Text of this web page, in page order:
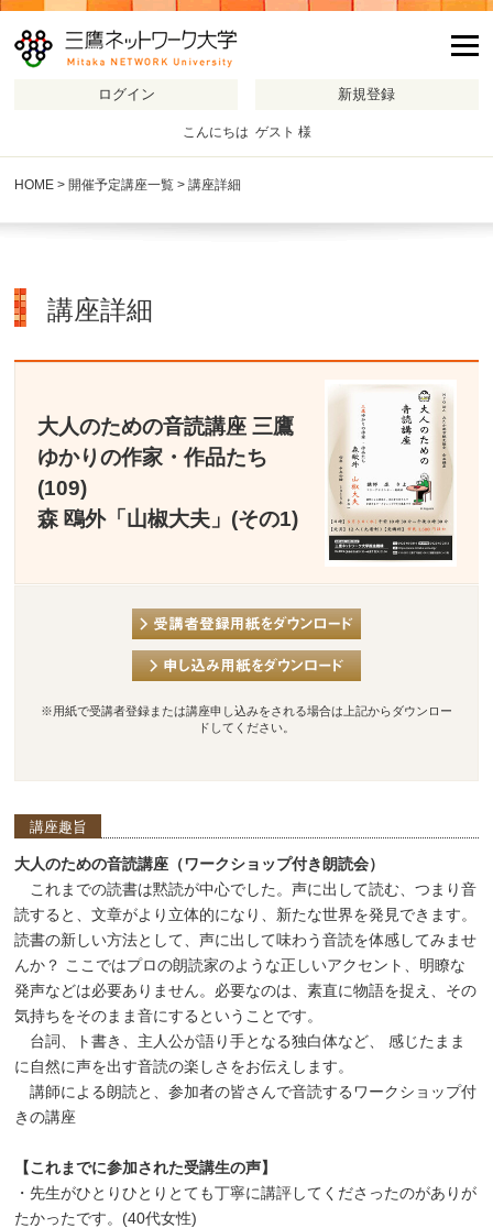
こんにちは ゲスト 様
HOME > 開催予定講座一覧 > 講座詳細
講座詳細
大人のための音読講座 三鷹
ゆかりの作家・作品たち
(109)
森 鴎外「山椒大夫」(その1)
※用紙で受講者登録または講座申し込みをされる場合は上記からダウンロー
ドしてください。
講座趣旨
大人のための音読講座（ワークショップ付き朗読会）
これまでの読書は黙読が中心でした。声に出して読む、つまり音
読すると、文章がより立体的になり、新たな世界を発見できます。
読書の新しい方法として、声に出して味わう音読を体感してみませ
んか？ ここではプロの朗読家のような正しいアクセント、明瞭な
発声などは必要ありません。必要なのは、素直に物語を捉え、その
気持ちをそのまま音にするということです。
台詞、ト書き、主人公が語り手となる独白体など、 感じたまま
に自然に声を出す音読の楽しさをお伝えします。
講師による朗読と、参加者の皆さんで音読するワークショップ付
きの講座
【これまでに参加された受講生の声】
・先生がひとりひとりとても丁寧に講評してくださったのがありが
たかったです。(40代女性)